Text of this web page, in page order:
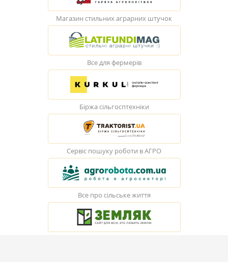
Магазин стильних аграрних штучок
Все для фермерів
Біржа сільгосптехніки
Сервіс пошуку роботи в АГРО
Все про сільське життя